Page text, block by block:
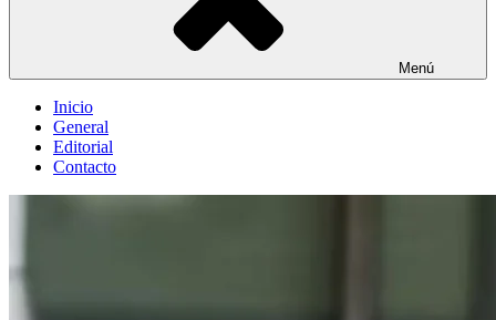
Menú
Inicio
General
Editorial
Contacto